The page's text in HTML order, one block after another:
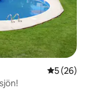
5 av 5 i
5 (26)